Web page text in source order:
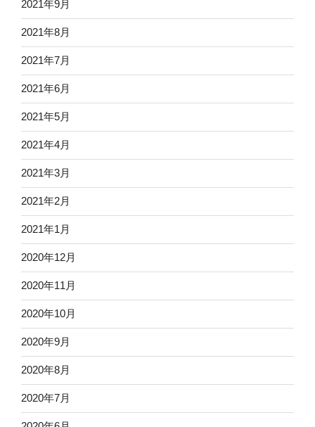
2021年9月
2021年8月
2021年7月
2021年6月
2021年5月
2021年4月
2021年3月
2021年2月
2021年1月
2020年12月
2020年11月
2020年10月
2020年9月
2020年8月
2020年7月